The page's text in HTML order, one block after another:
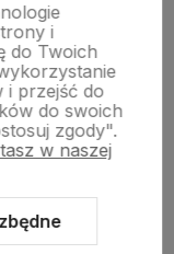
i
do Twoich
i przejść do
do swoich
zgody".
w naszej